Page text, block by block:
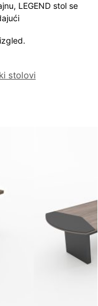
LEGEND stol se
stolovi